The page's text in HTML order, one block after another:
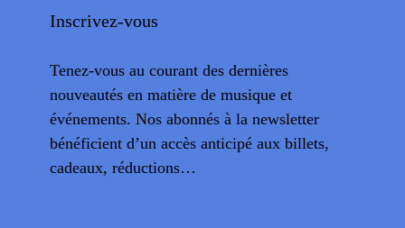
Inscrivez-vous
Tenez-vous au courant des dernières
nouveautés en matière de musique et
événements. Nos abonnés à la newsletter
bénéficient d’un accès anticipé aux billets,
cadeaux, réductions…